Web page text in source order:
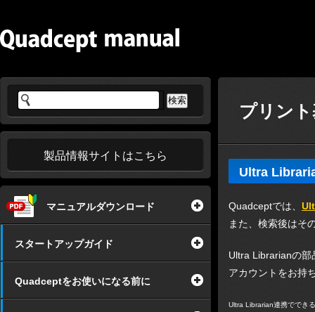
製品情報サイトはこちら
マニュアルダウンロード
スタートアップガイド
Quadceptをお使いになる前に
プリン
Ultra
Quadceptでは、
また、検索後はそ
Ultra Librarianの部
アカウントをお持
Ultra Librarian連携ででき